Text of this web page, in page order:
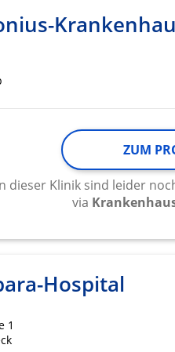
ZUM
dieser Klinik sind leider
via
Hospital
1